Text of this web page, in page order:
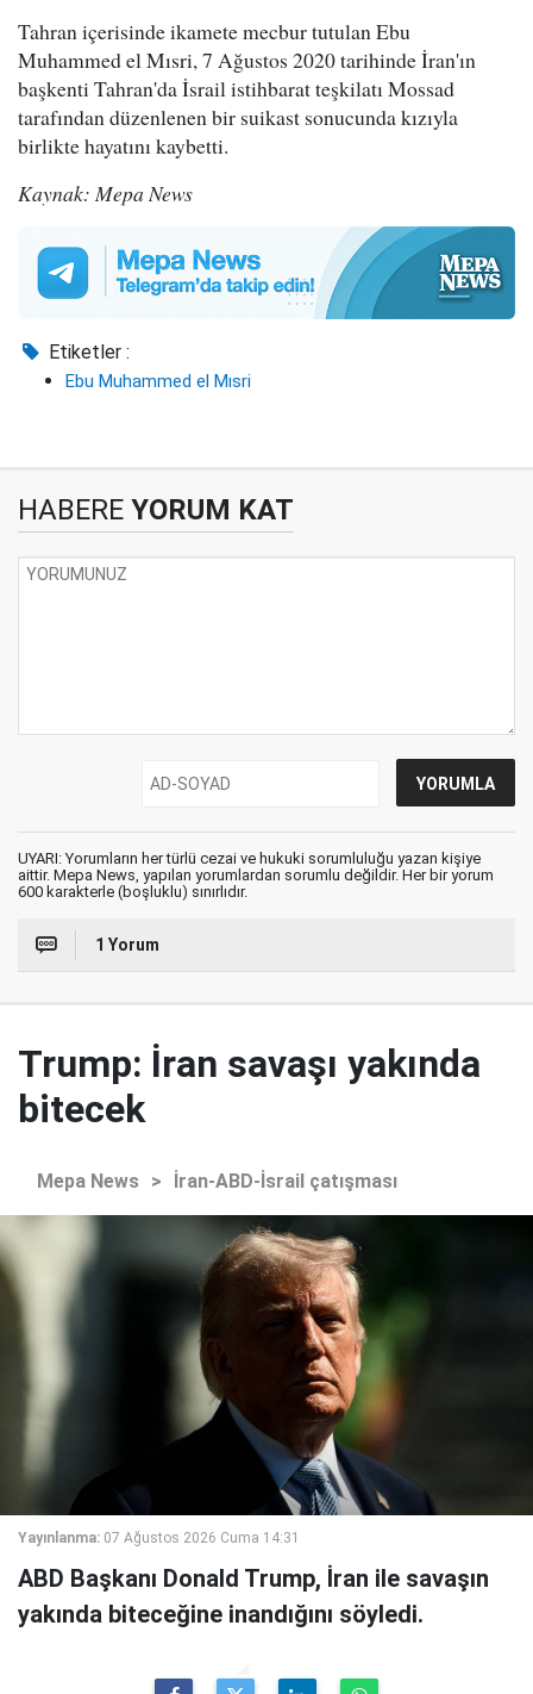
Tahran içerisinde ikamete mecbur tutulan Ebu
Muhammed el Mısri, 7 Ağustos 2020 tarihinde İran'ın
başkenti Tahran'da İsrail istihbarat teşkilatı Mossad
tarafından düzenlenen bir suikast sonucunda kızıyla
birlikte hayatını kaybetti.
Kaynak: Mepa News
Etiketler :
Ebu Muhammed el Mısri
HABERE YORUM KAT
UYARI: Yorumların her türlü cezai ve hukuki sorumluluğu yazan kişiye
aittir. Mepa News, yapılan yorumlardan sorumlu değildir. Her bir yorum
600 karakterle (boşluklu) sınırlıdır.
1 Yorum
Trump: İran savaşı yakında
bitecek
Mepa News > İran-ABD-İsrail çatışması
Yayınlanma: 07 Ağustos 2026 Cuma 14:31
ABD Başkanı Donald Trump, İran ile savaşın
yakında biteceğine inandığını söyledi.